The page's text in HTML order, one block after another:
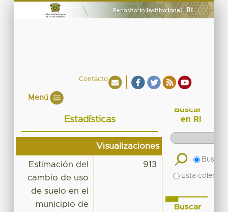
Contacto
Menú
Estadísticas
Visualizaciones
Estimación del
cambio de uso
de suelo en el
municipio de
913
Buscar
en RI
Buscar
Esta
Buscar